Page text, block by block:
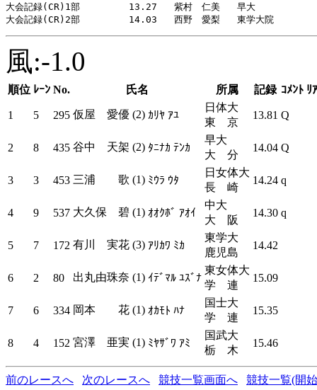
大会記録(CR)1部     　  13.27   紫村　仁美   早大        　
風:-1.0
順位 ﾚｰﾝ No. 氏名 所属 記録 ｺﾒﾝﾄ ﾘ
1 5 295 仮屋 愛優 (2) ｶﾘﾔ ｱﾕ
日体大
東 京
13.81 Q
2 8 435 谷中 天架 (2) ﾀﾆﾅｶ ﾃﾝｶ
早大
大 分
14.04 Q
3 3 453 三浦 歌 (1) ﾐｳﾗ ｳﾀ
日女体大
長 崎
14.24 q
4 9 537 大久保 碧 (1) ｵｵｸﾎﾞ ｱｵｲ
中大
大 阪
14.30 q
5 7 172 有川 実花 (3) ｱﾘｶﾜ ﾐｶ
東学大
鹿児島
14.42
6 2 80 出丸由珠奈 (1) ｲﾃﾞﾏﾙ ﾕｽﾞﾅ
東女体大
学 連
15.09
7 6 334 岡本 花 (1) ｵｶﾓﾄ ﾊﾅ
国士大
学 連
15.35
8 4 152 宮澤 亜実 (1) ﾐﾔｻﾞﾜ ｱﾐ
国武大
栃 木
15.46
前のレースへ 次のレースへ 競技一覧画面へ 競技一覧(開